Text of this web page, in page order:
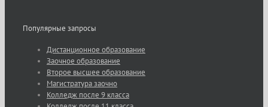
Популярные запросы
Дистанционное образование
Заочное образование
Второе высшее образование
Магистратура заочно
Колледж после 9 класса